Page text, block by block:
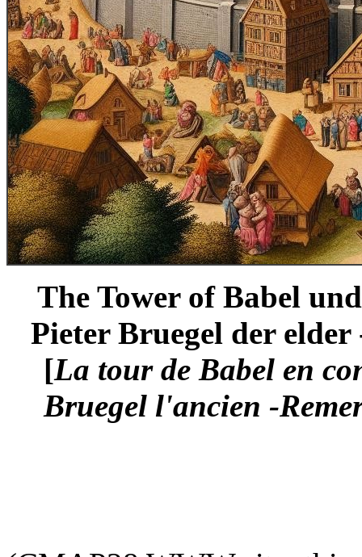
The Tower of Babel
Pieter Bruegel der
[La tour de Babel en
Bruegel l'ancien -